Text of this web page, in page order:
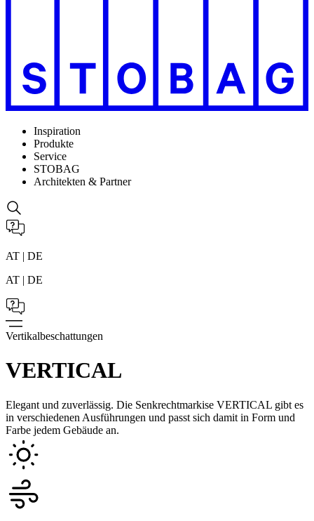
Inspiration
Produkte
Service
STOBAG
Architekten & Partner
AT | DE
AT | DE
Vertikalbeschattungen
VERTICAL
Elegant und zuverlässig. Die Senkrechtmarkise VERTICAL gibt es
in verschiedenen Ausführungen und passt sich damit in Form und
Farbe jedem Gebäude an.